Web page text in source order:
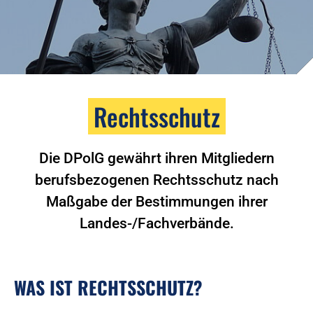
Rechtsschutz
Die DPolG gewährt ihren Mitgliedern
berufsbezogenen Rechtsschutz nach
Maßgabe der Bestimmungen ihrer
Landes-/Fachverbände.
WAS IST RECHTSSCHUTZ?